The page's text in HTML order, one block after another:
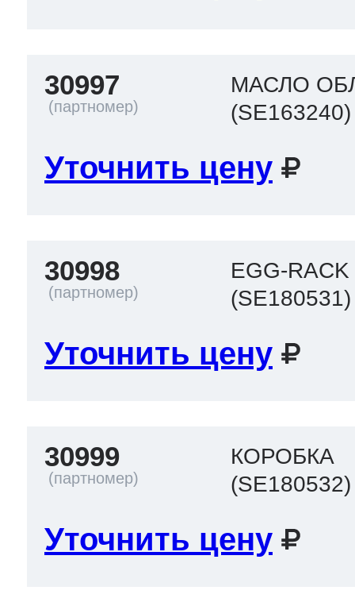
30997
МАСЛО
(SE163240)
Уточнить цену
30998
EGG-RACK
(SE180531)
Уточнить цену
30999
КОРОБКА
(SE180532)
Уточнить цену